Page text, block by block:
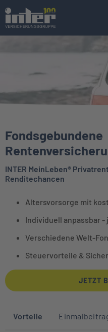
Fondsgebundene
INTER MeinLeben®
Renditechancen
Altersvorsorge mit
Individuell anpassbar
Verschiedene Welt-
Steuervorteile &
JETZT
Sprunglinks zu
Vorteile